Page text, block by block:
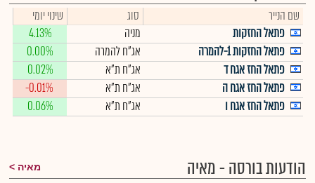
שם הנייר סוג
שינוי יומי
פתאל החזקות
מניה
4.13%
פתאל החזקות 1-להמרה
אג"ח להמרה
0.00%
פתאל החז אגח ד
אג"ח ת"א
0.02%
פתאל החז אגח ה
אג"ח ת"א
-0.01%
פתאל החז אגח ו
אג"ח ת"א 0.06%
הודעות בורסה - מאיה מאיה